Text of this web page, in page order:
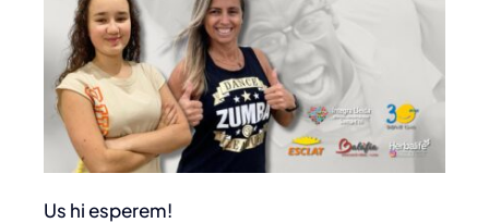
Us hi esperem!